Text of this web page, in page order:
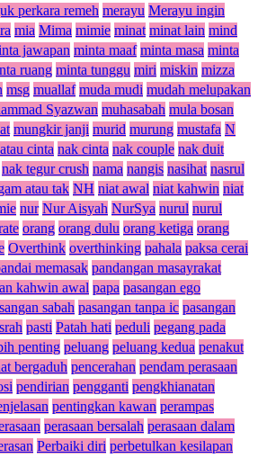
perkara remeh merayu Merayu ingin
mia Mima mimie minat minat lain mind
jawapan minta maaf minta masa minta
ruang minta tunggu miri miskin mizza
msg muallaf muda mudi mudah melupakan
Syazwan muhasabah mula bosan
mungkir janji murid murung mustafa N
cinta nak cinta nak couple nak duit
nak tegur crush nama nangis nasihat nasrul
atau tak NH niat awal niat kahwin niat
nur Nur Aisyah NurSya nurul nurul
orang orang dulu orang ketiga orang
Overthink overthinking pahala paksa cerai
memasak pandangan masayrakat
kahwin awal papa pasangan ego
sabah pasangan tanpa ic pasangan
pasti Patah hati peduli pegang pada
penting peluang peluang kedua penakut
bergaduh pencerahan pendam perasaan
pendirian pengganti pengkhianatan
pentingkan kawan perampas
perasaan bersalah perasaan dalam
Perbaiki diri perbetulkan kesilapan